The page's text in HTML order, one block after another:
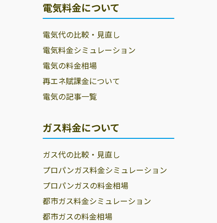
木曽郡南木曽町
木曽郡木祖村
下伊那郡阿南町
下伊那郡阿智村
下伊那郡根羽村
下伊那郡下條村
下伊那郡天龍村
下伊那郡泰阜村
下伊那郡豊丘村
下伊那郡大鹿村
電気料金について
電気代の比較・見直し
電気料金シミュレーション
電気の料金相場
再エネ賦課金について
電気の記事一覧
ガス料金について
ガス代の比較・見直し
プロパンガス料金シミュレーション
プロパンガスの料金相場
都市ガス料金シミュレーション
都市ガスの料金相場